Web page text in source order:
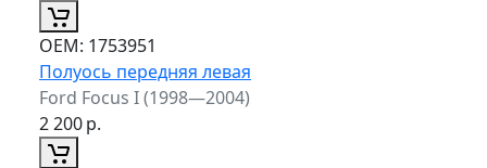
ОЕМ: 1753951
Полуось передняя левая
Ford Focus I (1998—2004)
2 200р.